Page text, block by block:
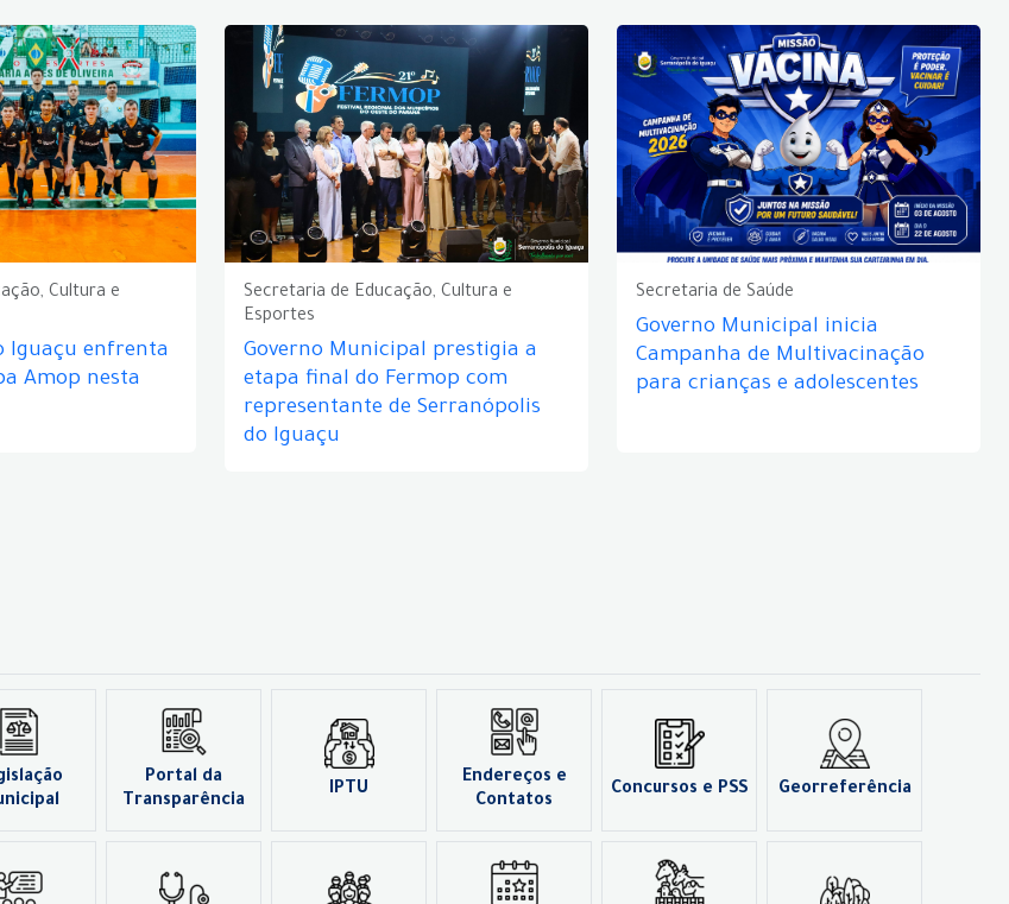
Cultura e
Iguaçu enfrenta
Amop nesta
Secretaria de Educação, Cultura e
Esportes
Governo Municipal prestigia a
etapa final do Fermop com
representante de Serranópolis
do Iguaçu
Secretaria de Saúde
Governo Municipal inicia
Campanha de Multivacinação
para crianças e adolescentes
Portal da
Transparência
IPTU
Endereços e
Contatos
Concursos e PSS Georreferência